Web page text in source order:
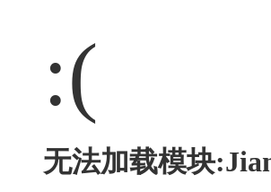
:(
无法加载模块